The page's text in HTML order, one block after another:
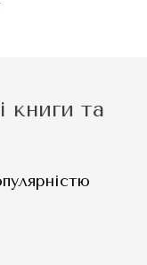
книги та